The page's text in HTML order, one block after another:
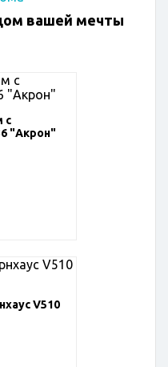
вашей мечты
с
"Акрон"
V510